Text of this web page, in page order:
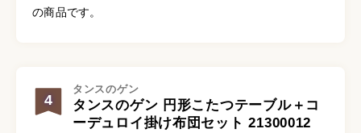
の商品です。
4
タンスのゲン
タンスのゲン 円形こたつテーブル＋コ
ーデュロイ掛け布団セット 21300012